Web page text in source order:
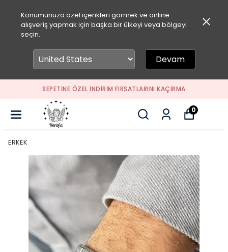
Konumunuza özel içerikleri görmek ve online
alışveriş yapmak için başka bir ülkeyi veya bölgeyi
seçin.
Devam
SEPETİNE ÖZEL İNDİRİM FIRSATLARINI KAÇIRMA
0
ERKEK